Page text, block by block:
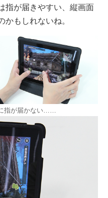
指が届きやすい、縦画面
かもしれないね。
指が届かない……